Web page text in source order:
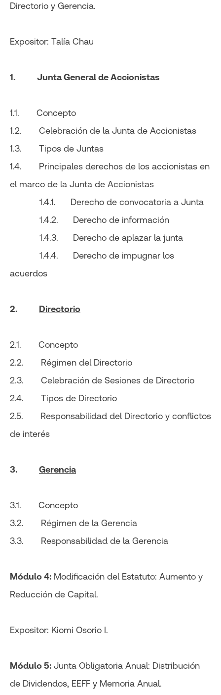
Directorio y Gerencia.
Expositor: Talía Chau
1. Junta General de Accionistas
1.1. Concepto
1.2. Celebración de la Junta de Accionistas
1.3. Tipos de Juntas
1.4. Principales derechos de los accionistas en
el marco de la Junta de Accionistas
1.4.1. Derecho de convocatoria a Junta
1.4.2. Derecho de información
1.4.3. Derecho de aplazar la junta
1.4.4. Derecho de impugnar los
acuerdos
2. Directorio
2.1. Concepto
2.2. Régimen del Directorio
2.3. Celebración de Sesiones de Directorio
2.4. Tipos de Directorio
2.5. Responsabilidad del Directorio y conflictos
de interés
3. Gerencia
3.1. Concepto
3.2. Régimen de la Gerencia
3.3. Responsabilidad de la Gerencia
Módulo 4: Modificación del Estatuto: Aumento y
Reducción de Capital.
Expositor: Kiomi Osorio I.
Módulo 5: Junta Obligatoria Anual: Distribución
de Dividendos, EEFF y Memoria Anual.